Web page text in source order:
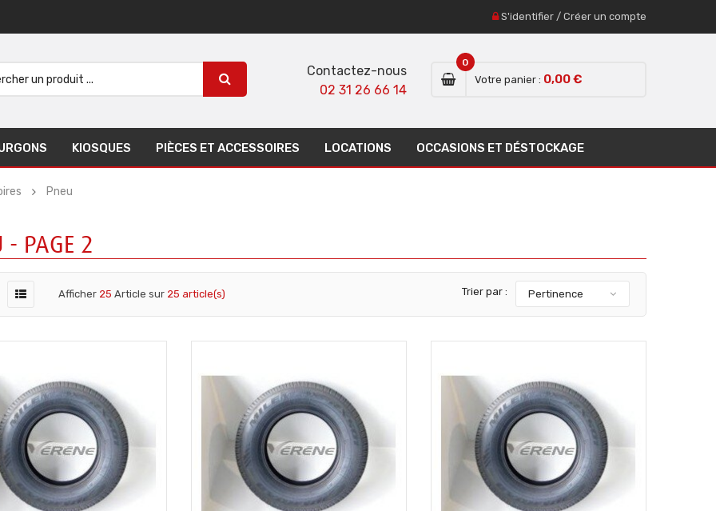
S'identifier / Créer un compte
Contactez-nous
02 31 26 66 14
Votre panier :
0
0,00 €
KIOSQUES PIÈCES ET ACCESSOIRES LOCATIONS OCCASIONS ET DÉSTOCKAGE
Pneu
- PAGE 2
Afficher 25 Article sur 25 article(s) Trier par : Pertinence